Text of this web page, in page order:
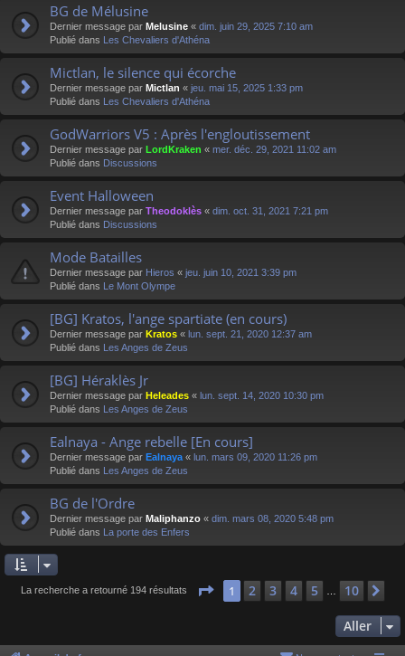
BG de Mélusine
Dernier message par Melusine « dim. juin 29, 2025 7:10 am
Publié dans Les Chevaliers d'Athéna
Mictlan, le silence qui écorche
Dernier message par Mictlan « jeu. mai 15, 2025 1:33 pm
Publié dans Les Chevaliers d'Athéna
GodWarriors V5 : Après l'engloutissement
Dernier message par LordKraken « mer. déc. 29, 2021 11:02 am
Publié dans Discussions
Event Halloween
Dernier message par Theodoklès « dim. oct. 31, 2021 7:21 pm
Publié dans Discussions
Mode Batailles
Dernier message par Hieros « jeu. juin 10, 2021 3:39 pm
Publié dans Le Mont Olympe
[BG] Kratos, l'ange spartiate (en cours)
Dernier message par Kratos « lun. sept. 21, 2020 12:37 am
Publié dans Les Anges de Zeus
[BG] Héraklès Jr
Dernier message par Heleades « lun. sept. 14, 2020 10:30 pm
Publié dans Les Anges de Zeus
Ealnaya - Ange rebelle [En cours]
Dernier message par Ealnaya « lun. mars 09, 2020 11:26 pm
Publié dans Les Anges de Zeus
BG de l'Ordre
Dernier message par Maliphanzo « dim. mars 08, 2020 5:48 pm
Publié dans La porte des Enfers
La recherche a retourné 194 résultats Page 1sur 10
1 2 3 4 5 10
Aller